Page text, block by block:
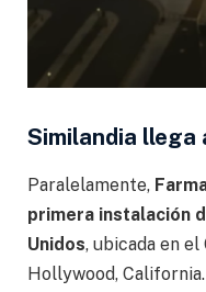
Similandia llega
Paralelamente,
primera instalación
Unidos, ubicada en el
Hollywood,